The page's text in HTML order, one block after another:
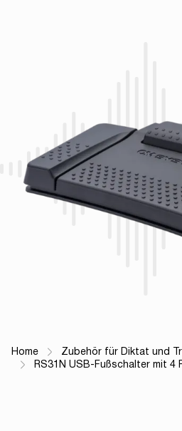
Breadcrumb Navigation
Home
Zubehör für Diktat und
RS31N USB-Fußschalter mit 4